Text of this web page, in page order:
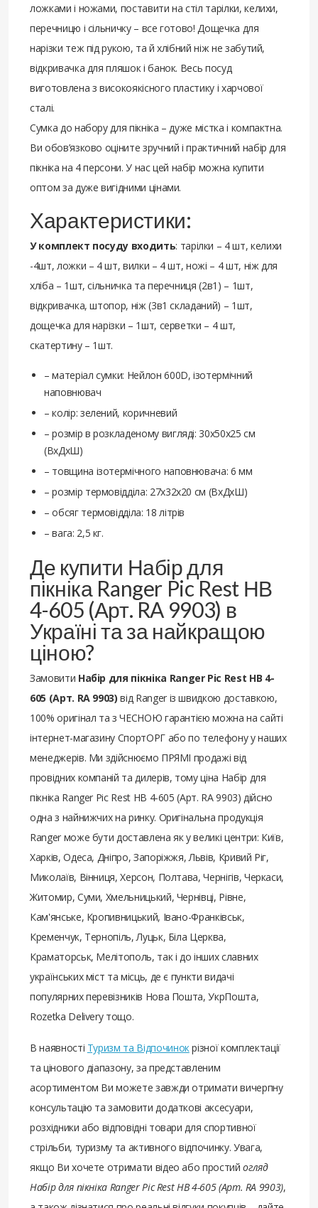
ложками і ножами, поставити на стіл тарілки, келихи,
перечницю і сільничку – все готово! Дощечка для
нарізки теж під рукою, та й хлібний ніж не забутий,
відкривачка для пляшок і банок. Весь посуд
виготовлена з високоякісного пластику і харчової
сталі.
Сумка до набору для пікніка – дуже містка і компактна.
Ви обов’язково оціните зручний і практичний набір для
пікніка на 4 персони. У нас цей набір можна купити
оптом за дуже вигідними цінами.
Характеристики:
У комплект посуду входить: тарілки – 4 шт, келихи
-4шт, ложки – 4 шт, вилки – 4 шт, ножі – 4 шт, ніж для
хліба – 1шт, сільничка та перечниця (2в1) – 1шт,
відкривачка, штопор, ніж (3в1 складаний) – 1шт,
дощечка для нарізки – 1шт, серветки – 4 шт,
скатертину – 1шт.
– матеріал сумки: Нейлон 600D, ізотермічний
наповнювач
– колір: зелений, коричневий
– розмір в розкладеному вигляді: 30х50х25 см
(ВхДхШ)
– товщина ізотермічного наповнювача: 6 мм
– розмір термовідділа: 27х32х20 см (ВхДхШ)
– обсяг термовідділа: 18 літрів
– вага: 2,5 кг.
Де купити Набір для
пікніка Ranger Pic Rest НВ
4-605 (Арт. RA 9903) в
Україні та за найкращою
ціною?
Замовити Набір для пікніка Ranger Pic Rest НВ 4-
605 (Арт. RA 9903) від Ranger із швидкою доставкою,
100% оригінал та з ЧЕСНОЮ гарантією можна на сайті
інтернет-магазину СпортОРГ або по телефону у наших
менеджерів. Ми здійснюємо ПРЯМІ продажі від
провідних компаній та дилерів, тому ціна Набір для
пікніка Ranger Pic Rest НВ 4-605 (Арт. RA 9903) дійсно
одна з найнижчих на ринку. Оригінальна продукція
Ranger може бути доставлена ​​як у великі центри: Київ,
Харків, Одеса, Дніпро, Запоріжжя, Львів, Кривий Ріг,
Миколаїв, Вінниця, Херсон, Полтава, Чернігів, Черкаси,
Житомир, Суми, Хмельницький, Чернівці, Рівне,
Кам'янське, Кропивницький, Івано-Франківськ,
Кременчук, Тернопіль, Луцьк, Біла Церква,
Краматорськ, Мелітополь, так і до інших славних
українських міст та місць, де є пункти видачі
популярних перевізників Нова Пошта, УкрПошта,
Rozetka Delivery тощо.
В наявності Туризм та Відпочинокрізної комплектації
та цінового діапазону, за представленим
асортиментом Ви можете завжди отримати вичерпну
консультацію та замовити додаткові аксесуари,
розхідники або відповідні товари для спортивної
стрільби, туризму та активного відпочинку. Увага,
якщо Ви хочете отримати відео або простийогляд
Набір для пікніка Ranger Pic Rest НВ 4-605 (Арт. RA 9903),